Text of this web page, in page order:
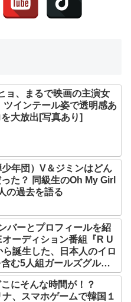
ョ、まるで映画の主演女
ツインテール姿で透明感あ
大放出[写真あり]
年団）V＆ジミンはどん
た？ 同級生のOh My Girl
の過去を語る
バーとプロフィールを紹
ーディション番組『R U
ら誕生した、日本人のイロ
む5人組ガールズグルー
ー曲「Magnetic」がいき
ト
にそんな時間が！？
、スマホゲームで韓国１